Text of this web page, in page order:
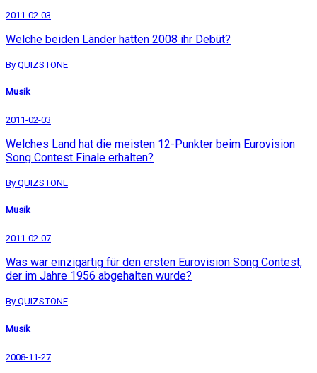
2011-02-03
Welche beiden Länder hatten 2008 ihr Debüt?
By QUIZSTONE
Musik
2011-02-03
Welches Land hat die meisten 12-Punkter beim Eurovision
Song Contest Finale erhalten?
By QUIZSTONE
Musik
2011-02-07
Was war einzigartig für den ersten Eurovision Song Contest,
der im Jahre 1956 abgehalten wurde?
By QUIZSTONE
Musik
2008-11-27